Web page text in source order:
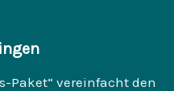
Paket“ vereinfacht den